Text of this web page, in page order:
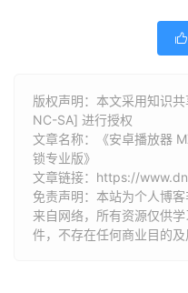

版权声明：本文采用知识
NC-SA] 进行授权
文章名称：《安卓播放器
锁专业版》
文章链接： https://
免责声明：本站为个人博
来自网络，所有资源仅供
件，不存在任何商业目的及